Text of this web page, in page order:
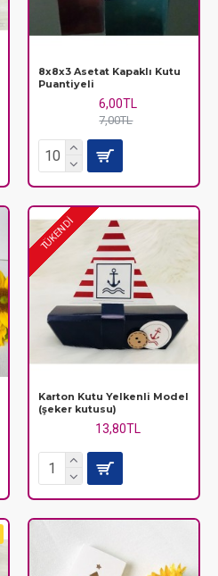
8x8x3 Asetat Kapaklı Kutu
Puantiyeli
6,00TL
7,00TL
TÜKENDİ
Karton Kutu Yelkenli Model
(şeker kutusu)
13,80TL